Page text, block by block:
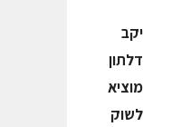
יקב
דלתון
מוציא
לשוק